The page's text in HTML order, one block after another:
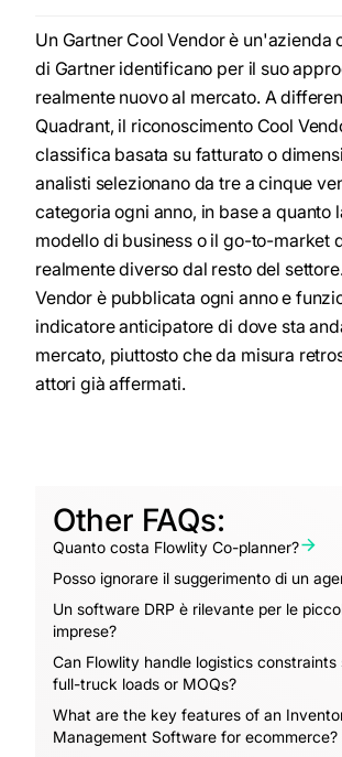
Un Gartner Cool Vendor è un'azienda
di Gartner identificano per il suo
realmente nuovo al mercato. A
Quadrant, il riconoscimento Cool
classifica basata su fatturato o
analisti selezionano da tre a cinque
categoria ogni anno, in base a quanto
modello di business o il go-to-market
realmente diverso dal resto del
Vendor è pubblicata ogni anno e
indicatore anticipatore di dove sta
mercato, piuttosto che da misura
attori già affermati.
Other FAQs:
Quanto costa Flowlity Co-planner?
Posso ignorare il suggerimento di un
Un software DRP è rilevante per le
imprese?
Can Flowlity handle logistics constraints
full-truck loads or MOQs?
What are the key features of an
Management Software for ecommerce?